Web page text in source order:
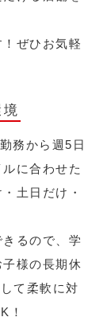
ぜひお気軽
務から週5日
に合わせた
土日だけ・
るので、学
様の長期休
て柔軟に対
！